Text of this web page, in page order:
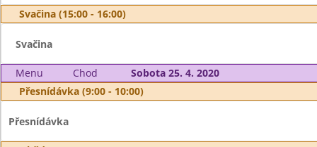
Svačina (15:00 - 16:00)
Svačina
Menu Chod
Sobota 25. 4. 2020
Přesnídávka (9:00 - 10:00)
Přesnídávka